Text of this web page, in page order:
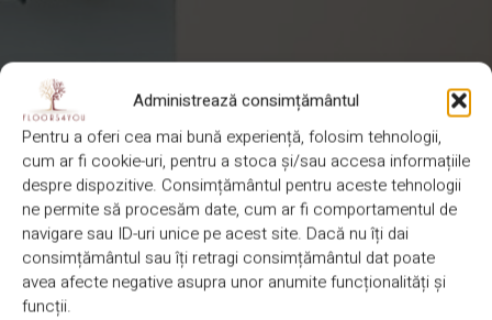
Administrează consimțământul
Pentru a oferi cea mai bună experiență, folosim tehnologii,
cum ar fi cookie-uri, pentru a stoca și/sau accesa informațiile
despre dispozitive. Consimțământul pentru aceste tehnologii
ne permite să procesăm date, cum ar fi comportamentul de
navigare sau ID-uri unice pe acest site. Dacă nu îți dai
consimțământul sau îți retragi consimțământul dat poate
avea afecte negative asupra unor anumite funcționalități și
funcții.